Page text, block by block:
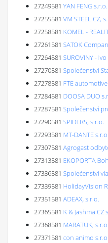
27249581 YAN FENG s.r.o.
27255581 VM STEEL CZ,
27258581 KOMEL -
27261581 SATOK
27264581 SUROVINY -
27270581 Společenství
27278581 FTE
27284581 DOOSA DUO
27287581 Společenství
27290581 SPIDERS, s.r.o.
27293581 MT-DANTE s.r.o.
27307581 Agrogast
27313581 EKOPORTA
27336581 Společenství
27339581 HolidayVision
27351581 ADEAX, s.r.o.
27365581 K & Jashma CZ
27368581 MARATUK, s.r.o.
27371581 con animo s.r.o.